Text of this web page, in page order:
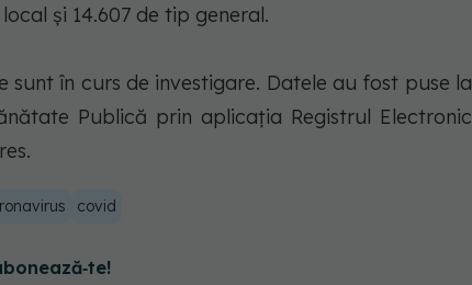
şi 14.607 de tip general.
sunt în curs de investigare. Datele au fost puse la
Publică prin aplicaţia Registrul Electronic
covid